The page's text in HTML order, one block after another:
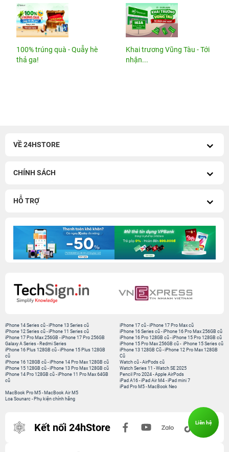
100% trúng quà - Quẫy hè
thả ga!
Khai trương Vũng Tàu - Tới
nhận...
VỀ 24HSTORE
CHÍNH SÁCH
HỖ TRỢ
iPhone 14 Series cũ -iPhone 13 Series cũ
iPhone 12 Series cũ -iPhone 11 Series cũ
iPhone 17 Pro Max 256GB -iPhone 17 Pro 256GB
Galaxy A Series - Redmi Series
iPhone 17 cũ -iPhone 17 Pro Max cũ
iPhone 16 Series cũ - iPhone 16 Pro Max 256GB cũ
iPhone 16 Pro 128GB cũ -iPhone 15 Pro 128GB cũ
iPhone 15 Pro Max 256GB cũ - iPhone 15 Series cũ
iPhone 16 Plus 128GB cũ -iPhone 15 Plus 128GB
cũ
iPhone 16 128GB cũ -iPhone 14 Pro Max 128GB cũ
iPhone 15 128GB cũ -iPhone 13 Pro Max 128GB cũ
iPhone 14 Pro 128GB cũ -iPhone 11 Pro Max 64GB
cũ
iPhone 13 128GB Cũ -iPhone 12 Pro Max 128GB
Cũ
Watch cũ -AirPods cũ
Watch Series 11 -Watch SE 2025
Pencil Pro 2024 -Apple AirPods
iPad A16 -iPad Air M4 -iPad mini 7
iPad Pro M5 - MacBook Neo
MacBook Pro M5 - MacBook Air M5
Loa Sounarc - Phụ kiện chính hãng
Kết nối 24hStore Liên hệ